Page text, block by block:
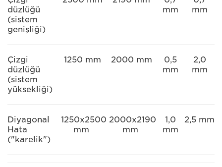
düzlüğü
(sistem
genişliği)
mm
mm
Çizgi
düzlüğü
(sistem
yüksekliği)
1250 mm 2000 mm
0,5
mm
2,0
mm
Diyagonal
Hata
("karelik")
1250x2500
mm
2000x2190
mm
1,0
mm
2,5 mm